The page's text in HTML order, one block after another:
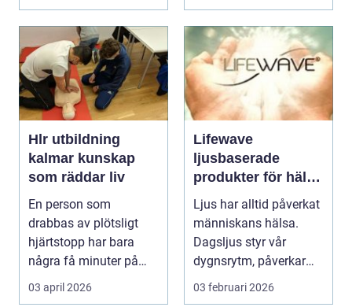
Hlr utbildning
kalmar kunskap
som räddar liv
En person som
drabbas av plötsligt
hjärtstopp har bara
några få minuter på
sig. För varje minut
utan...
03 april 2026
Lifewave
ljusbaserade
produkter för hälsa
och välbefinnande
Ljus har alltid påverkat
människans hälsa.
Dagsljus styr vår
dygnsrytm, påverkar
humör, sömn och ene...
03 februari 2026